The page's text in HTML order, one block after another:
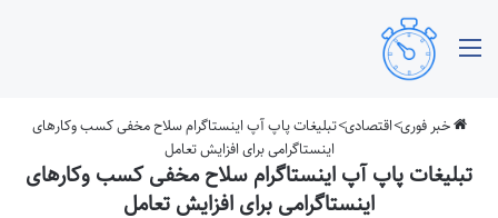
خبر فوری>اقتصادی>تبلیغات پاپ آپ اینستاگرام سلاح مخفی کسب وکارهای
اینستاگرامی برای افزایش تعامل
تبلیغات پاپ آپ اینستاگرام سلاح مخفی کسب وکارهای
اینستاگرامی برای افزایش تعامل